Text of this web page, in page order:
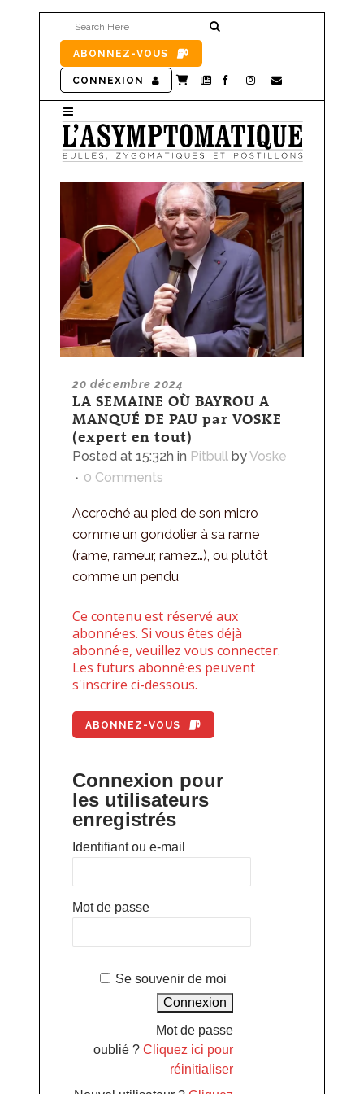
ABONNEZ-VOUS
CONNEXION
20 décembre 2024
LA SEMAINE OÙ BAYROU A
MANQUÉ DE PAU par VOSKE
(expert en tout)
Posted at 15:32h in Pitbull byVoske
0 Comments
Accroché au pied de son micro
comme un gondolier à sa rame
(rame, rameur, ramez…), ou plutôt
comme un pendu
Ce contenu est réservé aux
abonné·es. Si vous êtes déjà
abonné·e, veuillez vous connecter.
Les futurs abonné·es peuvent
s'inscrire ci-dessous.
ABONNEZ-VOUS
Connexion pour
les utilisateurs
enregistrés
Identifiant ou e-mail
Mot de passe
Se souvenir de moi
Mot de passe
oublié ?Cliquez ici pour
réinitialiser